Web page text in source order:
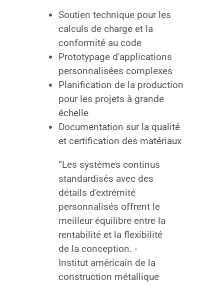
Soutien technique pour les
calculs de charge et la
conformité au code
Prototypage d'applications
personnalisées complexes
Planification de la production
pour les projets à grande
échelle
Documentation sur la qualité
et certification des matériaux
“Les systèmes continus
standardisés avec des
détails d'extrémité
personnalisés offrent le
meilleur équilibre entre la
rentabilité et la flexibilité
de la conception. -
Institut américain de la
construction métallique